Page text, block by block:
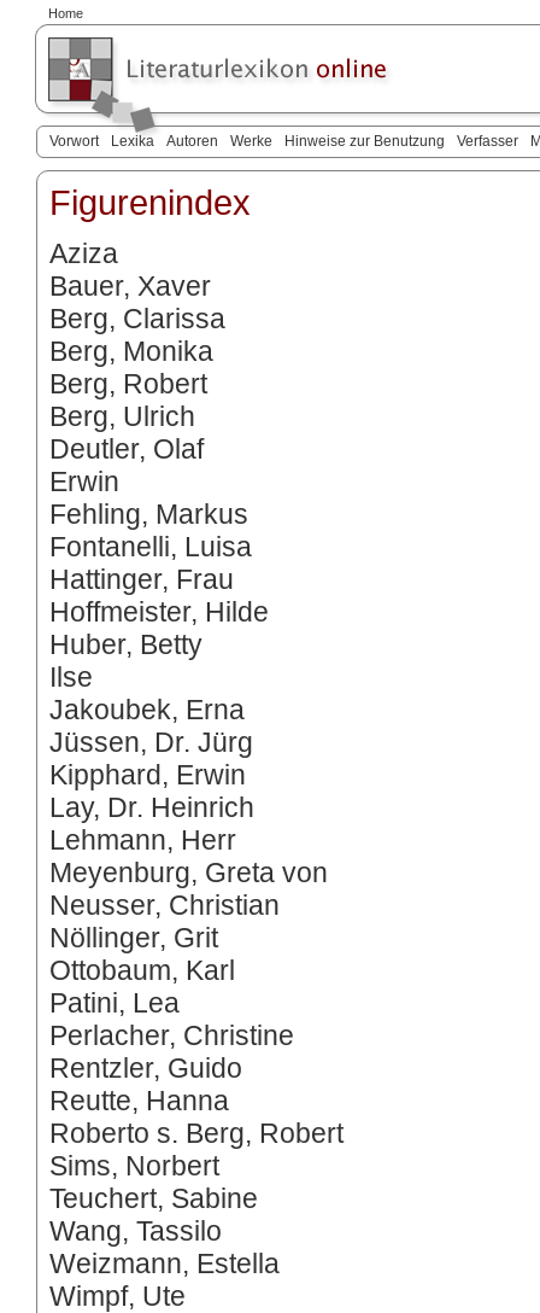
Home
Vorwort Lexika Autoren Werke Hinweise zur Benutzung Verfasser
Figurenindex
Aziza
Bauer, Xaver
Berg, Clarissa
Berg, Monika
Berg, Robert
Berg, Ulrich
Deutler, Olaf
Erwin
Fehling, Markus
Fontanelli, Luisa
Hattinger, Frau
Hoffmeister, Hilde
Huber, Betty
Ilse
Jakoubek, Erna
Jüssen, Dr. Jürg
Kipphard, Erwin
Lay, Dr. Heinrich
Lehmann, Herr
Meyenburg, Greta von
Neusser, Christian
Nöllinger, Grit
Ottobaum, Karl
Patini, Lea
Perlacher, Christine
Rentzler, Guido
Reutte, Hanna
Roberto s. Berg, Robert
Sims, Norbert
Teuchert, Sabine
Wang, Tassilo
Weizmann, Estella
Wimpf, Ute